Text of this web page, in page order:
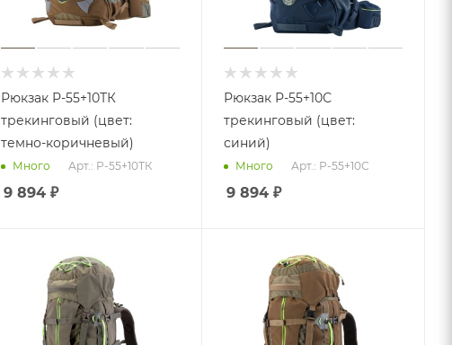
Рюкзак Р-55+10ТК
трекинговый (цвет:
темно-коричневый)
Много Арт.: Р-55+10ТК
9 894₽
Рюкзак Р-55+10С
трекинговый (цвет:
синий)
Много Арт.: Р-55+10С
9 894₽